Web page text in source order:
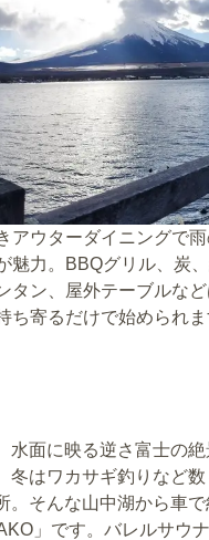
アウターダイニングで
魅力。BBQグリル、炭
タン、屋外テーブルなど
ち寄るだけで始められま
面に映る逆さ富士の
はワカサギ釣りなど
そんな山中湖から車
」です。バレルサウ